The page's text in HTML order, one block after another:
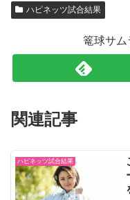
ハピネッツ試合結果
篭球サム
関連記事
ハピネッツ試合結果